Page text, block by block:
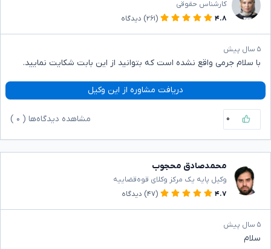
کارشناس حقوقی
۴.۸
(۲۶۱) دیدگاه
۵ سال پیش
با سلام جرمی واقع نشده است که بتوانید از این بابت شکایت نمایید.
دریافت مشاوره از این وکیل
۰ مشاهده دیدگاه‌ها ( ۰
محمدصادق محجوب
وکیل پایه یک مرکز وکلای قوه‌قضاییه
۴.۷
(۴۷) دیدگاه
۵ سال پیش
سلام